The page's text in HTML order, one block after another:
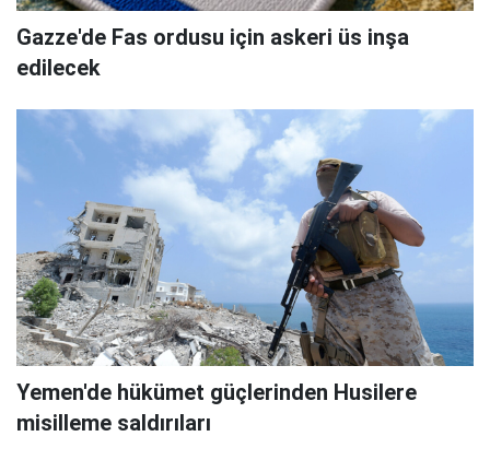
Gazze'de Fas ordusu için askeri üs inşa
edilecek
Yemen'de hükümet güçlerinden Husilere
misilleme saldırıları